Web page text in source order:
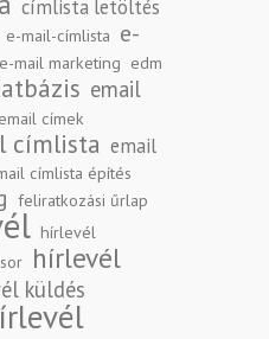
címlista letöltés
e-mail-címlista e-
e-mail marketing edm
email
email címek
címlista email
címlista építés
feliratkozási űrlap
hírlevél
hírlevél
küldés